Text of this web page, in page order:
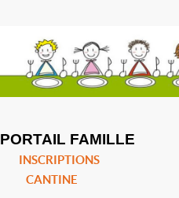
PORTAIL FAMILLE
INSCRIPTIONS
CANTINE